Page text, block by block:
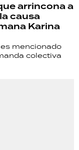
arrincona a
causa
Karina
mencionado
colectiva